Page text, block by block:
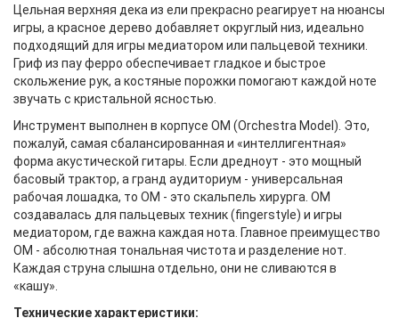
Цельная верхняя дека из ели прекрасно реагирует на нюансы
игры, а красное дерево добавляет округлый низ, идеально
подходящий для игры медиатором или пальцевой техники.
Гриф из пау ферро обеспечивает гладкое и быстрое
скольжение рук, а костяные порожки помогают каждой ноте
звучать с кристальной ясностью.
Инструмент выполнен в корпусе OM (Orchestra Model). Это,
пожалуй, самая сбалансированная и «интеллигентная»
форма акустической гитары. Если дредноут - это мощный
басовый трактор, а гранд аудиториум - универсальная
рабочая лошадка, то OM - это скальпель хирурга. OM
создавалась для пальцевых техник (fingerstyle) и игры
медиатором, где важна каждая нота. Главное преимущество
OM - абсолютная тональная чистота и разделение нот.
Каждая струна слышна отдельно, они не сливаются в
«кашу».
Технические характеристики: